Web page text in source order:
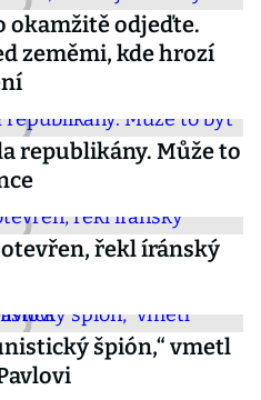
okamžitě odjeďte.
zeměmi, kde hrozí
republikány. Může to
řekl íránský
špión,“ vmetl